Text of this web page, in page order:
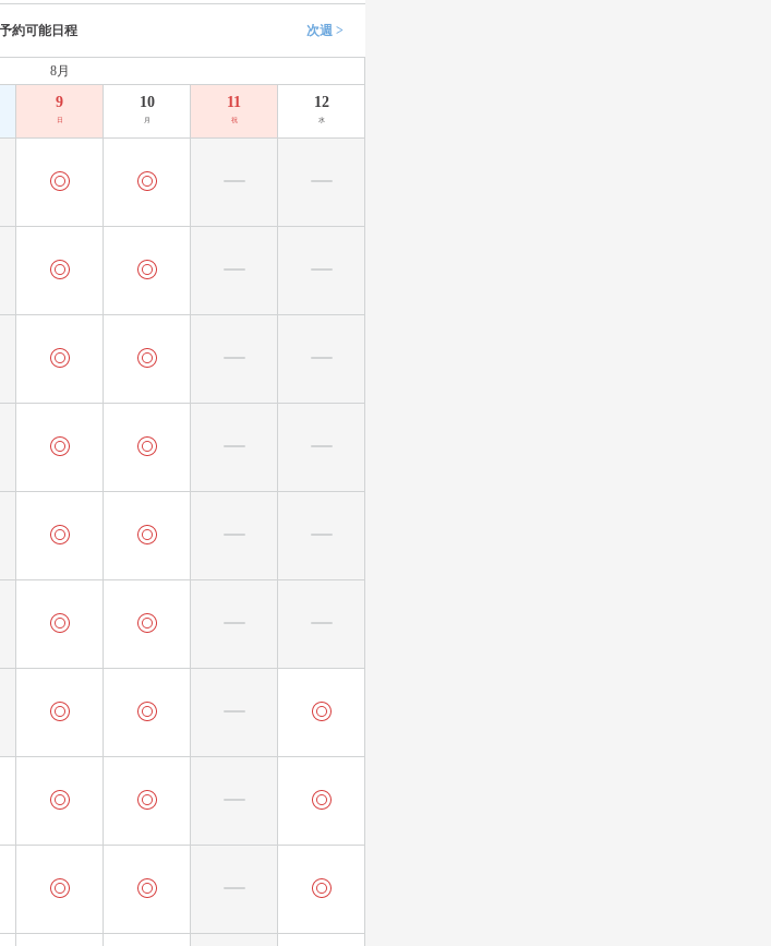
予約可能日程 次週 >
8月
9
日
10
月
11
祝
12
水